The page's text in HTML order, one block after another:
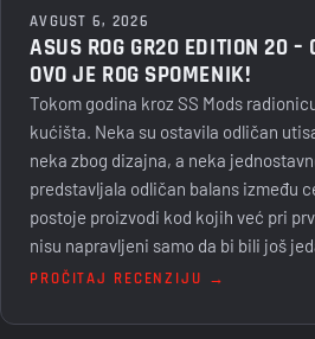
AVGUST 6, 2026
ASUS ROG GR20 EDITION 20 –
OVO JE ROG SPOMENIK!
Tokom godina kroz SS Mods
kućišta. Neka su ostavila odličan
neka zbog dizajna, a neka
predstavljala odličan balans između
postoje proizvodi kod kojih već pri
nisu napravljeni samo da bi bili još
PROČITAJ RECENZIJU →